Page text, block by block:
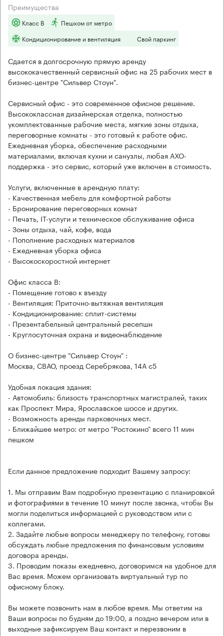
Преимущества
Класс B
Пешком от метро
Кондиционирование и вентиляция
Свой паркинг
Сдается в долгосрочную прямую аренду
высококачественный сервисный офис на 25 рабочих мест в
бизнес-центре "Сильвер Стоун".
Сервисный офис - это современное офисное решение.
Высококлассная дизайнерская отделка, полностью
укомплектованные рабочие места, мягкие зоны отдыха,
переговорные комнаты - это готовый к работе офис.
Ежедневная уборка, обеспечение расходными
материалами, включая кухни и санузлы, любая АХО-
поддержка - это сервис, который уже включен в стоимость.
Услуги, включенные в арендную плату:
- Качественная мебель для комфортной работы
- Бронирование переговорных комнат
- Печать, IT-услуги и техническое обслуживание офиса
- Зоны отдыха, чай, кофе, вода
- Пополнение расходных материалов
- Ежедневная уборка офиса
- Высокоскоростной интернет
Офис класса B:
- Помещение готово к въезду
- Вентиляция: Приточно-вытяжная вентиляция
- Кондиционирование: сплит-системы
- Презентабельный центральный ресепшн
- Круглосуточная охрана и видеонаблюдение
О бизнес-центре "Сильвер Стоун" :
Москва, СВАО, проезд Серебрякова, 14А с5
Удобная локация здания:
- Автомобиль: близость транспортных магистралей, таких
как Проспект Мира, Ярославское шоссе и других.
- Возможность аренды парковочных мест.
- Ближайшее метро: от метро "Ростокино" всего 11 мин
пешком
Если данное предложение подходит Вашему запросу:
1. Мы отправим Вам подробную презентацию с планировкой
и фотографиями в течение 10 минут после звонка, чтобы Вы
могли поделиться информацией с руководством или с
коллегами.
2. Задайте любые вопросы менеджеру по телефону, готовы
обсуждать любые предложения по финансовым условиям
договора аренды.
3. Проводим показы ежедневно, договоримся на удобное для
Вас время. Можем организовать виртуальный тур по
офисному блоку.
Вы можете позвонить нам в любое время. Мы ответим на
Ваши вопросы по будням до 19:00, а поздно вечером или в
выходные зафиксируем Ваш контакт и перезвоним в